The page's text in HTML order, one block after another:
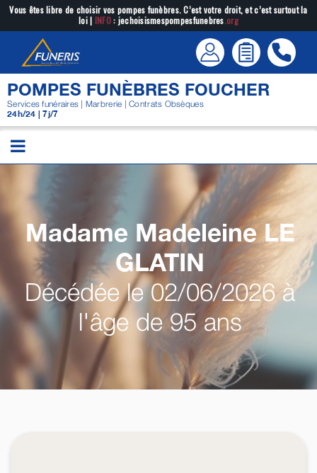
Passer
contenu
Vous êtes libre de choisir vos pompes funèbres. C’est votre droit, et c’est surtout la
loi | INFO: jechoisismespompesfunebres.org
POMPES FUNÈBRES FOUCHER
Services funéraires | Marbrerie | Contrats Obsèques
24h/24 | 7j/7
Madame MadeleineLE
GLATIN
Décédée le 02/06/2026 à
l'âge de 95 ans